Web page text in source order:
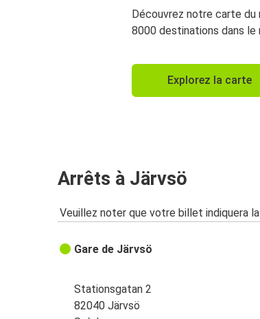
Découvrez notre carte du
8000 destinations dans le
Explorez la carte
Arrêts à Järvsö
Veuillez noter que votre billet indiquera
Gare de Järvsö
Stationsgatan 2
82040 Järvsö